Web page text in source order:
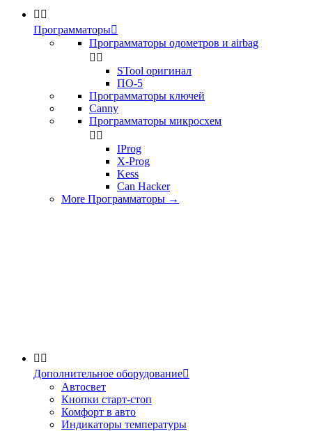
 
Программаторы
Программаторы одометров и airbag
 
STool оригинал
ПО-5
Программаторы ключей
Canny
Программаторы микросхем
 
IProg
X-Prog
Kess
Can Hacker
More Программаторы →
 
Дополнительное оборудование
Автосвет
Кнопки старт-стоп
Комфорт в авто
Индикаторы температуры